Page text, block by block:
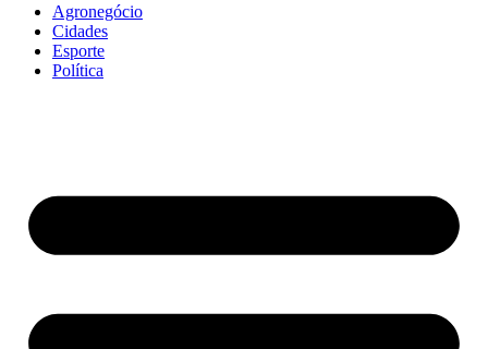
Agronegócio
Cidades
Esporte
Política